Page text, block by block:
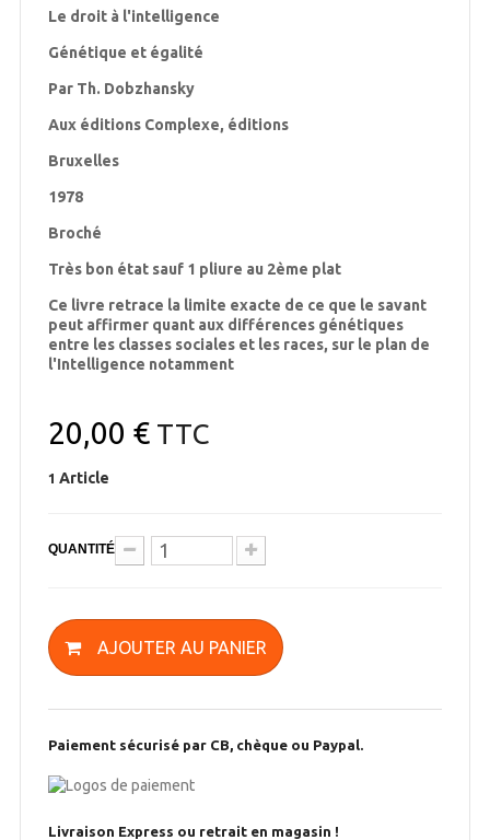
Le droit à l'intelligence
Génétique et égalité
Par Th. Dobzhansky
Aux éditions Complexe, éditions
Bruxelles
1978
Broché
Très bon état sauf 1 pliure au 2ème plat
Ce livre retrace la limite exacte de ce que le savant
peut affirmer quant aux différences génétiques
entre les classes sociales et les races, sur le plan de
l'Intelligence notamment
20,00 €TTC
1 Article
QUANTITÉ
AJOUTER AU PANIER
Paiement sécurisé par CB, chèque ou Paypal.
Livraison Express ou retrait en magasin !